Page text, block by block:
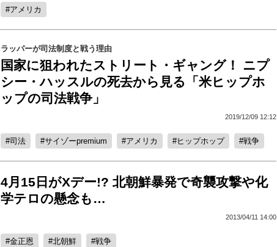
アメリカ
ラッパーが司法制度と戦う理由
国家に狙われたストリート・ギャング！ ニプ
シー・ハッスルの死去から見る「米ヒップホ
ップの司法戦争」
2019/12/09 12:12
司法 サイゾーpremium アメリカ ヒップホップ 戦争
4月15日がXデー!? 北朝鮮暴発で奇襲攻撃や化
学テロの懸念も…
2013/04/11 14:00
金正恩 北朝鮮 戦争